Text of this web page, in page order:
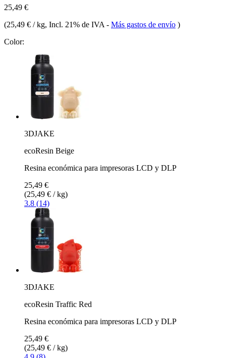
25,49 €
(25,49 € / kg, Incl. 21% de IVA - Más gastos de envío )
Color:
3DJAKE
ecoResin Beige
Resina económica para impresoras LCD y DLP
25,49 €
(25,49 € / kg)
3.8 (14)
3DJAKE
ecoResin Traffic Red
Resina económica para impresoras LCD y DLP
25,49 €
(25,49 € / kg)